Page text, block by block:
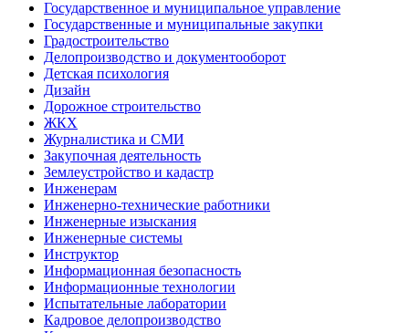
Государственное и муниципальное управление
Государственные и муниципальные закупки
Градостроительство
Делопроизводство и документооборот
Детская психология
Дизайн
Дорожное строительство
ЖКХ
Журналистика и СМИ
Закупочная деятельность
Землеустройство и кадастр
Инженерам
Инженерно-технические работники
Инженерные изыскания
Инженерные системы
Инструктор
Информационная безопасность
Информационные технологии
Испытательные лаборатории
Кадровое делопроизводство